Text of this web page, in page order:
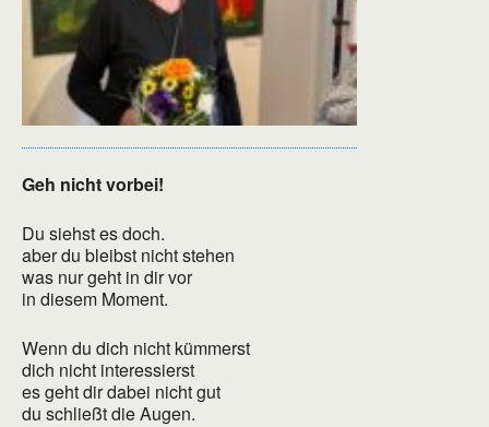
Geh nicht vorbei!
Du siehst es doch.
aber du bleibst nicht stehen
was nur geht in dir vor
in diesem Moment.
Wenn du dich nicht kümmerst
dich nicht interessierst
es geht dir dabei nicht gut
du schließt die Augen.